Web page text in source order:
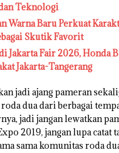
Teknologi
Warna Baru Perkuat
Skutik Favorit
Jakarta Fair 2026, Honda
Jakarta-Tangerang
jadi ajang pameran
dua dari berbagai
jadi jangan lewatkan
2019, jangan lupa catat
sama komunitas roda